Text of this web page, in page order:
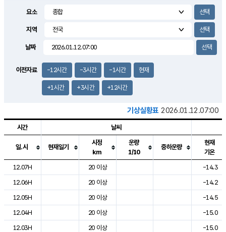
2.6m/s
요소
지역
날짜
이전자료 -12시간 -3시간 -1시간 현재
+1시간 +3시간 +12시간
기상실황표 2026.01.12.07:00
도시별 기상실황표로 지점, 날씨, 기온, 강수, 바람, 기압등을 안내한 표입
시간 날씨
일.시 현재일기
시정
km
운량
1/10
중하운량
현재
기온
12.07H
20 이상
-14.3
12.06H
20 이상
-14.2
12.05H
20 이상
-14.5
12.04H
20 이상
-15.0
12.03H
20 이상
-15.0